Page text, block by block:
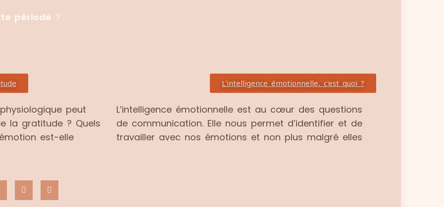
période ?
peut
la gratitude ? Quels
est-elle
L'intelligence émotionnelle, c'est quoi ?
L’intelligence émotionnelle est au cœur des questions
de communication. Elle nous permet d’identifier et de
travailler avec nos émotions et non plus malgré elles